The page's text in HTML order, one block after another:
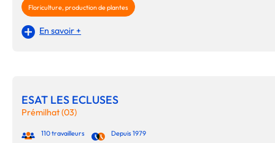
Floriculture, production de plantes
En savoir +
ESAT LES ECLUSES
Prémilhat (03)
110 travailleurs Depuis 1979